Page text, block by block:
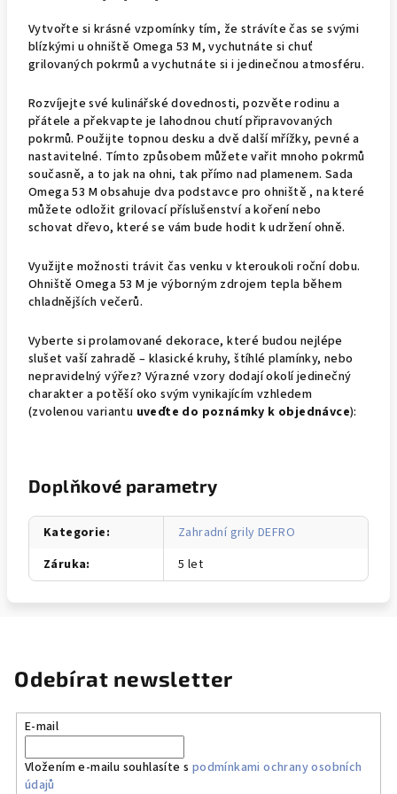
Vytvořte si krásné vzpomínky tím, že strávíte čas se svými
blízkými u ohniště Omega 53 M, vychutnáte si chuť
grilovaných pokrmů a vychutnáte si i jedinečnou atmosféru.
Rozvíjejte své kulinářské dovednosti, pozvěte rodinu a
přátele a překvapte je lahodnou chutí připravovaných
pokrmů. Použijte topnou desku a dvě další mřížky, pevné a
nastavitelné. Tímto způsobem můžete vařit mnoho pokrmů
současně, a to jak na ohni, tak přímo nad plamenem. Sada
Omega 53 M obsahuje dva podstavce pro ohniště , na které
můžete odložit grilovací příslušenství a koření nebo
schovat dřevo, které se vám bude hodit k udržení ohně.
Využijte možnosti trávit čas venku v kteroukoli roční dobu.
Ohniště Omega 53 M je výborným zdrojem tepla během
chladnějších večerů.
Vyberte si prolamované dekorace, které budou nejlépe
slušet vaší zahradě – klasické kruhy, štíhlé plamínky, nebo
nepravidelný výřez? Výrazné vzory dodají okolí jedinečný
charakter a potěší oko svým vynikajícím vzhledem
(zvolenou variantu uveďte do poznámky k objednávce):
Doplňkové parametry
Kategorie:
Zahradní grily DEFRO
Záruka: 5 let
Odebírat newsletter
E-mail
Vložením e-mailu souhlasíte s podmínkami ochrany osobních
údajů